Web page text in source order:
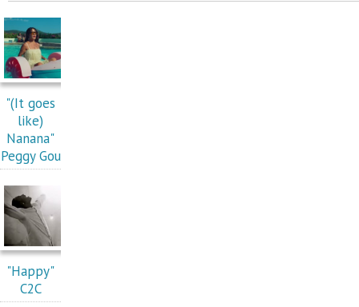
"(It goes
like)
Nanana"
Peggy Gou
"Happy"
C2C